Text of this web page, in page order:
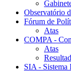
Observatório
Fórum de
Atas
COMPA -
Atas
SIA - Sistema